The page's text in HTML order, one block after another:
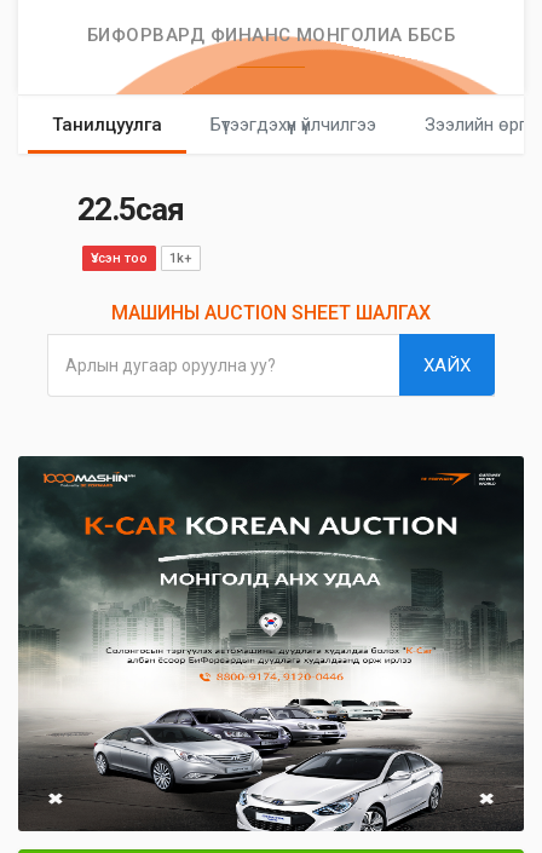
БИФОРВАРД ФИНАНС МОНГОЛИА ББСБ
Танилцуулга Бүтээгдэхүүн үйлчилгээ Зээлийн
22.5сая
Үзсэн тоо 1k+
МАШИНЫ AUCTION SHEET ШАЛГАХ
Арлын дугаар оруулна уу? ХАЙХ